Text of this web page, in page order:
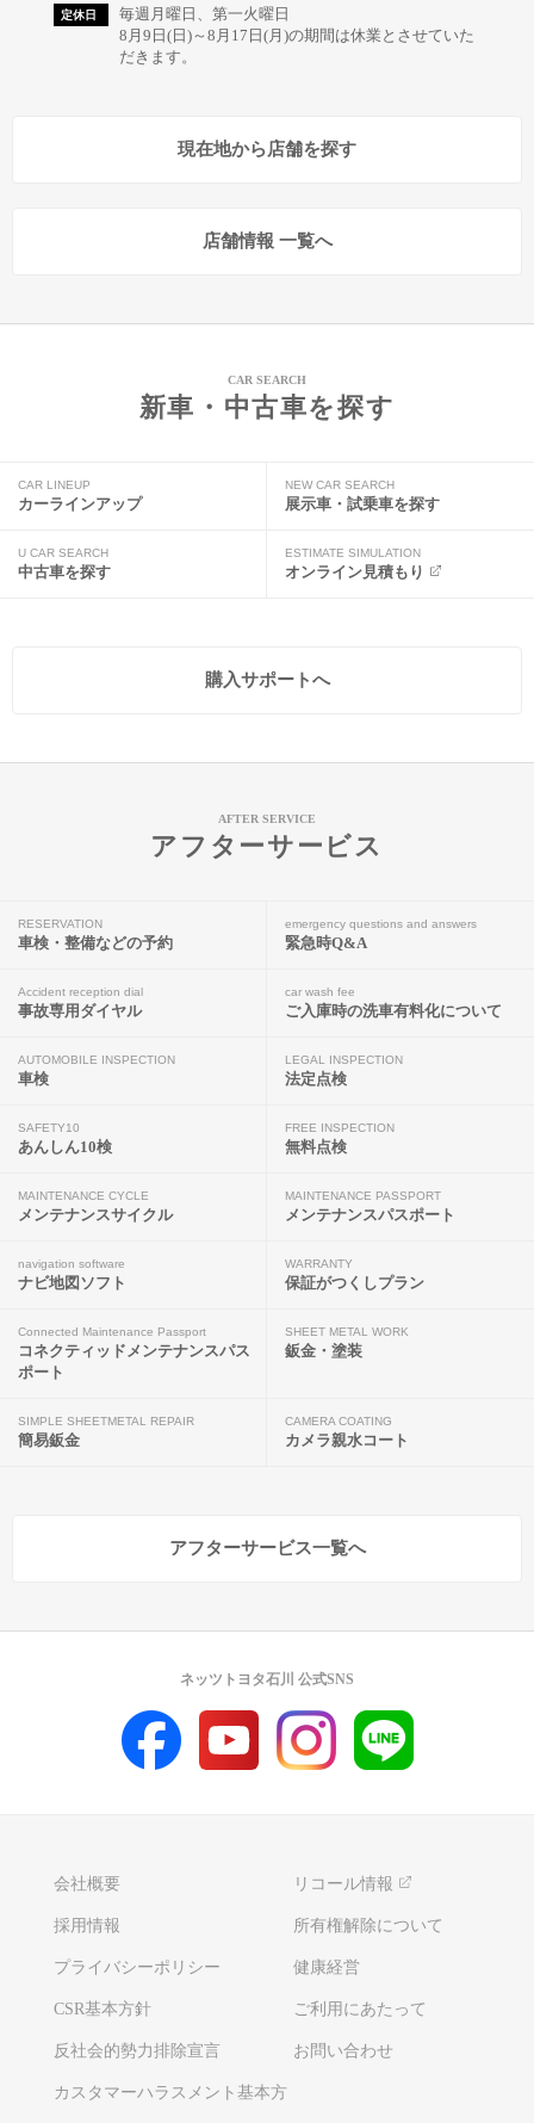
定休日
毎週月曜日、第一火曜日
8月9日(日)～8月17日(月)の期間は休業とさせていた
だきます。
現在地から店舗を探す
店舗情報 一覧へ
CAR SEARCH
新車・中古車を探す
CAR LINEUP
カーラインアップ
NEW CAR SEARCH
展示車・試乗車を探す
U CAR SEARCH
中古車を探す
ESTIMATE SIMULATION
オンライン見積もり
購入サポートへ
AFTER SERVICE
アフターサービス
RESERVATION
車検・整備などの予約
emergency questions and answers
緊急時Q&A
Accident reception dial
事故専用ダイヤル
car wash fee
ご入庫時の洗車有料化について
AUTOMOBILE INSPECTION
車検
LEGAL INSPECTION
法定点検
SAFETY10
あんしん10検
FREE INSPECTION
無料点検
MAINTENANCE CYCLE
メンテナンスサイクル
MAINTENANCE PASSPORT
メンテナンスパスポート
navigation software
ナビ地図ソフト
WARRANTY
保証がつくしプラン
Connected Maintenance Passport
コネクティッドメンテナンスパス
ポート
SHEET METAL WORK
鈑金・塗装
SIMPLE SHEETMETAL REPAIR
簡易鈑金
CAMERA COATING
カメラ親水コート
アフターサービス一覧へ
会社概要 リコール情報
採用情報 所有権解除について
プライバシーポリシー 健康経営
CSR基本方針 ご利用にあたって
反社会的勢力排除宣言 お問い合わせ
カスタマーハラスメント基本方
ネッツトヨタ石川 公式SNS